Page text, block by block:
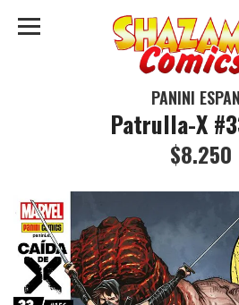
PANINI
Patrulla-X
$8.250